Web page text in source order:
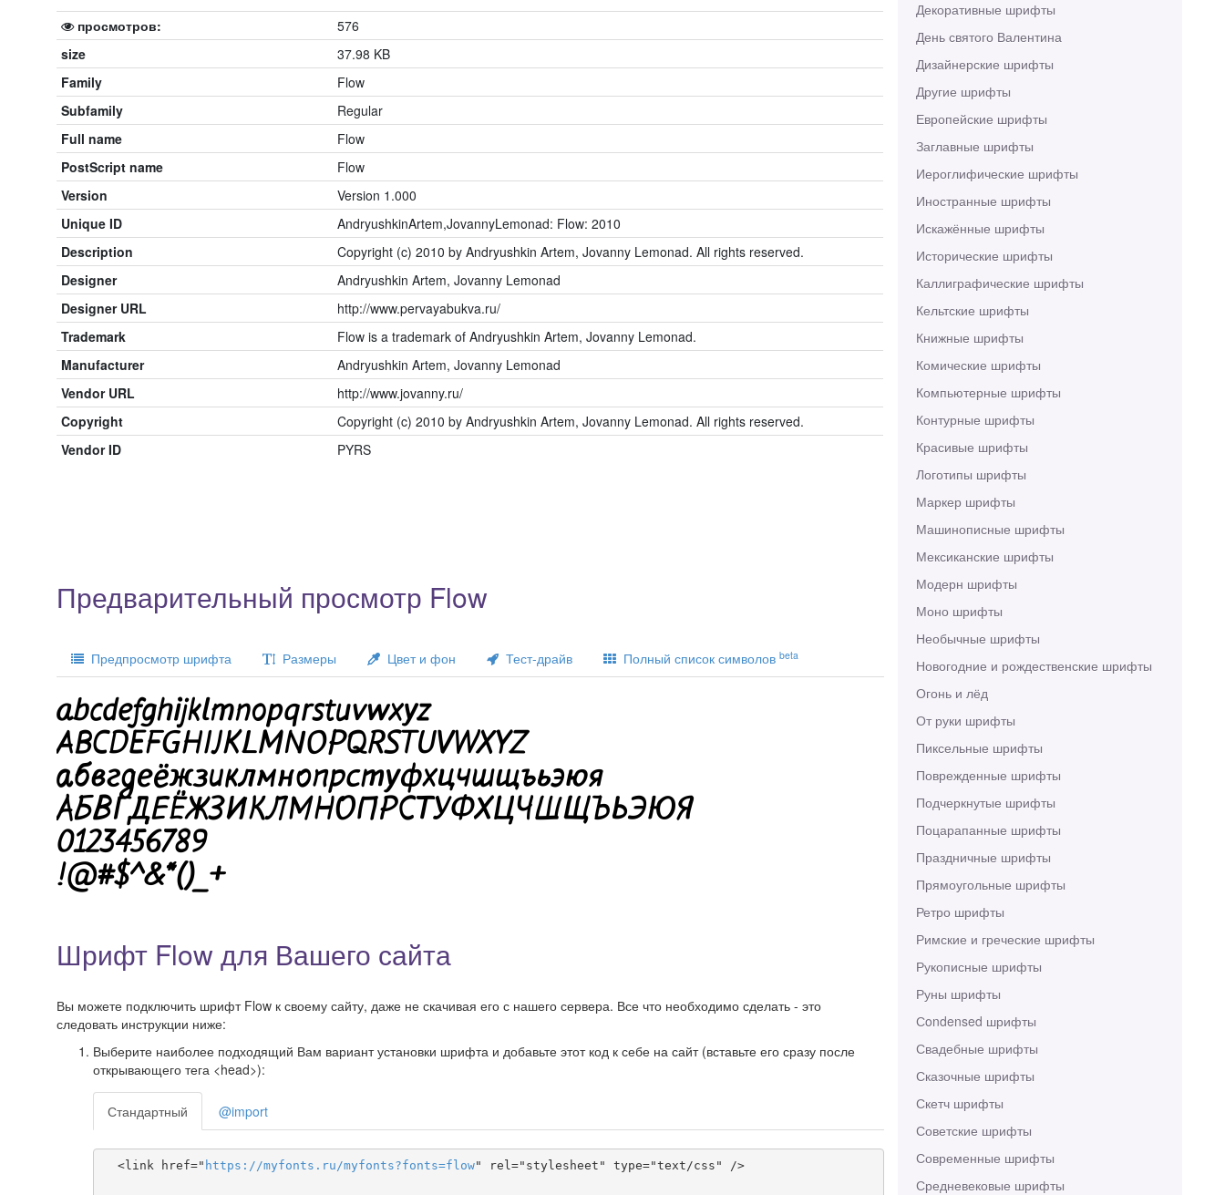
Декоративные шрифты
День святого Валентина
Дизайнерские шрифты
Другие шрифты
Европейские шрифты
Заглавные шрифты
Иероглифические шрифты
Иностранные шрифты
Искажённые шрифты
Исторические шрифты
Каллиграфические шрифты
Кельтские шрифты
Книжные шрифты
Комические шрифты
Компьютерные шрифты
Контурные шрифты
Красивые шрифты
Логотипы шрифты
Маркер шрифты
Машинописные шрифты
Мексиканские шрифты
Модерн шрифты
Моно шрифты
Необычные шрифты
Новогодние и рождественские шрифты
Огонь и лёд
От руки шрифты
Пиксельные шрифты
Поврежденные шрифты
Подчеркнутые шрифты
Поцарапанные шрифты
Праздничные шрифты
Прямоугольные шрифты
Ретро шрифты
Римские и греческие шрифты
Рукописные шрифты
Руны шрифты
Сondensed шрифты
Свадебные шрифты
Сказочные шрифты
Скетч шрифты
Советские шрифты
Современные шрифты
Средневековые шрифты
просмотров:
576
size
37.98 KB
Family
Flow
Subfamily
Regular
Full name
Flow
PostScript name
Flow
Version
Version 1.000
Unique ID
AndryushkinArtem,JovannyLemonad: Flow: 2010
Description
Copyright (c) 2010 by Andryushkin Artem, Jovanny Lemonad. All rights reserved.
Designer
Andryushkin Artem, Jovanny Lemonad
Designer URL
http://www.pervayabukva.ru/
Trademark
Flow is a trademark of Andryushkin Artem, Jovanny Lemonad.
Manufacturer
Andryushkin Artem, Jovanny Lemonad
Vendor URL
http://www.jovanny.ru/
Copyright
Copyright (c) 2010 by Andryushkin Artem, Jovanny Lemonad. All rights reserved.
Vendor ID
PYRS
Предварительный просмотр Flow
Предпросмотр шрифта Размеры Цвет и фон Тест-драйв Полный список символов beta
Шрифт Flow для Вашего сайта
Вы можете подключить шрифт Flow к своему сайту, даже не скачивая его с нашего сервера. Все что необходимо сделать - это
следовать инструкции ниже:
Выберите наиболее подходящий Вам вариант установки шрифта и добавьте этот код к себе на сайт (вставьте его сразу после
открывающего тега <head>):
Стандартный @import
  <link href="
https ://myfonts . ru/myfonts?fonts=flow" rel="stylesheet" type="text/css" />